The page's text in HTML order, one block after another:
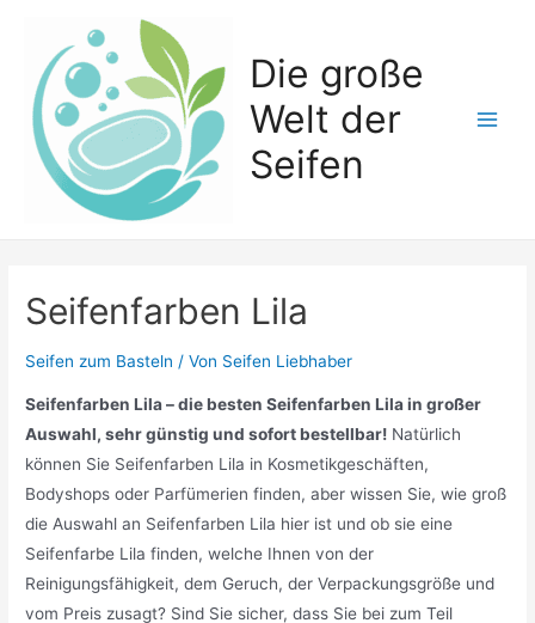
springen
Die große
Welt der
Seifen
Seifenfarben Lila
Seifen zum Basteln / Von Seifen Liebhaber
Seifenfarben Lila – die besten Seifenfarben Lila in großer
Auswahl, sehr günstig und sofort bestellbar! Natürlich
können Sie Seifenfarben Lila in Kosmetikgeschäften,
Bodyshops oder Parfümerien finden, aber wissen Sie, wie groß
die Auswahl an Seifenfarben Lila hier ist und ob sie eine
Seifenfarbe Lila finden, welche Ihnen von der
Reinigungsfähigkeit, dem Geruch, der Verpackungsgröße und
vom Preis zusagt? Sind Sie sicher, dass Sie bei zum Teil